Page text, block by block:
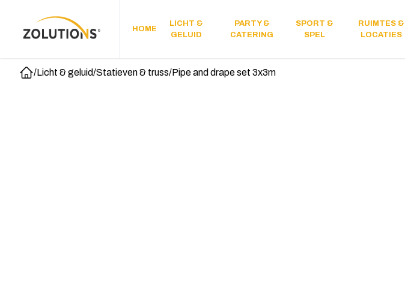
HOME
LICHT &
GELUID
PARTY &
CATERING
SPORT &
SPEL
RUIMTES &
LOCATIES
/Licht & geluid/Statieven & truss/Pipe and drape set 3x3m